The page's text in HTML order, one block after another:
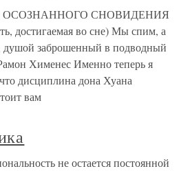
ОСОЗНАННОГО СНОВИДЕНИЯ
достигаемая во сне) Мы спим, а
душой заброшенный в подводный
Хименес Именно теперь я
дисциплина дона Хуана
вам
не остается постоянной